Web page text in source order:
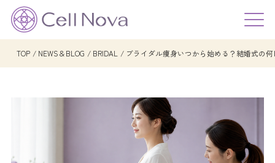
TOP NEWS＆BLOG BRIDAL ブライダル痩身いつから始める？結婚式の